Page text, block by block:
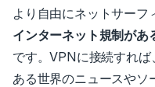
より自由にネットサーフ
インターネット規制があ
です。VPNに接続すれば
ある世界のニュースやソ